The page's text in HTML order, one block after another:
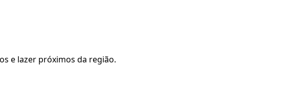
e lazer próximos da região.